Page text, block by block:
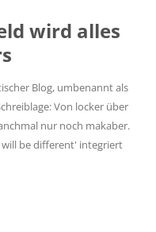
wird alles
Blog, umbenannt als
Von locker über
nur noch makaber.
will be different' integriert